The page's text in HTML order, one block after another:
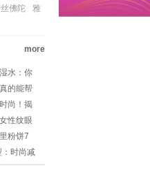
佛陀
雅
more
水：你
的能帮
尚！揭
步到位
性纹眼
粉饼7
？!
时尚减